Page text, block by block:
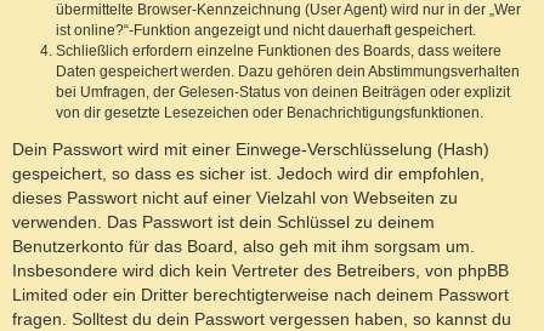
übermittelte Browser-Kennzeichnung (User Agent) wird nur in der „Wer
ist online?“-Funktion angezeigt und nicht dauerhaft gespeichert.
Schließlich erfordern einzelne Funktionen des Boards, dass weitere
Daten gespeichert werden. Dazu gehören dein Abstimmungsverhalten
bei Umfragen, der Gelesen-Status von deinen Beiträgen oder explizit
von dir gesetzte Lesezeichen oder Benachrichtigungsfunktionen.
Dein Passwort wird mit einer Einwege-Verschlüsselung (Hash)
gespeichert, so dass es sicher ist. Jedoch wird dir empfohlen,
dieses Passwort nicht auf einer Vielzahl von Webseiten zu
verwenden. Das Passwort ist dein Schlüssel zu deinem
Benutzerkonto für das Board, also geh mit ihm sorgsam um.
Insbesondere wird dich kein Vertreter des Betreibers, von phpBB
Limited oder ein Dritter berechtigterweise nach deinem Passwort
fragen. Solltest du dein Passwort vergessen haben, so kannst du